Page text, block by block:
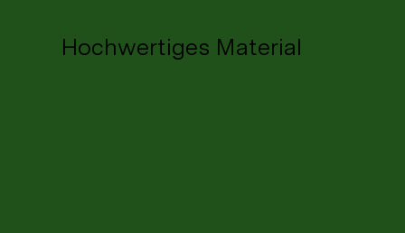
Hochwertiges Material